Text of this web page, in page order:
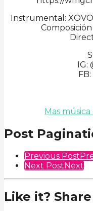
Instrumental:
IG:
Mas
Post
Previous Post
Next PostNext
Like it?